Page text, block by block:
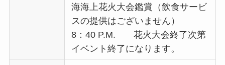
海海上花火大会鑑賞（飲食サービ
スの提供はございません）
8：40 P.M. 花火大会終了次第
イベント終了になります。